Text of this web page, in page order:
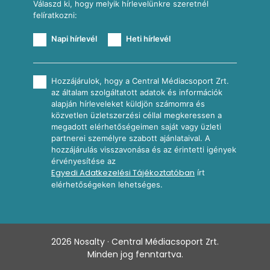
Válaszd ki, hogy melyik hírlevelünkre szeretnél
felíratkozni:
Napi hírlevél Heti hírlevél
Hozzájárulok, hogy a Central Médiacsoport Zrt.
az általam szolgáltatott adatok és információk
alapján hírleveleket küldjön számomra és
közvetlen üzletszerzési céllal megkeressen a
megadott elérhetőségeimen saját vagy üzleti
partnerei személyre szabott ajánlataival. A
hozzájárulás visszavonása és az érintetti igények
érvényesítése az
Egyedi Adatkezelési Tájékoztatóban írt
elérhetőségeken lehetséges.
2026 Nosalty · Central Médiacsoport Zrt.
Minden jog fenntartva.